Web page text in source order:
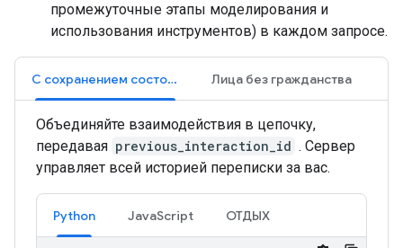
промежуточные этапы моделирования и
использования инструментов) в каждом запросе.
С сохранением состояния (рекомендуется) Лица без гражданства
Объединяйте взаимодействия в цепочку,
передавая previous_interaction_id . Сервер
управляет всей историей переписки за вас.
Python JavaScript ОТДЫХ